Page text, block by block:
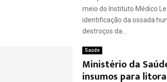
meio do Instituto Médico
identificação da ossada
destroços da...
Saúde
Ministério da
insumos para